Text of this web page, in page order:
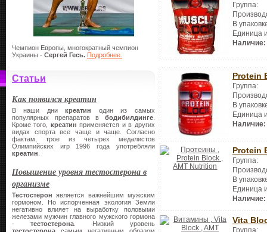
Чемпион Европы, многократный чемпион
Украины - Сергей Гесь. Подробнее.
Статьи
Как появился креатин
В наши дникреатин
один из самых
популярных препаратов в бодибилдинге
Кроме того, креатин применяется и в других
видах спорта все чаще и чаще. Согласно
фактам, трое из четырех медалистов
Олимпийских игр 1996 года употребляли
креатин
Повышение уровня тестостерона в
организме
Тестостерон является важнейшим мужским
гормоном. Но испорченная экология Земли
негативно влияет на выработку половыми
железами мужчин главного мужского гормона
-тестостерона . Низкий уровень
Группа:
В
Единица
Наличие:
Protein
Группа:
В
Единица
Наличие:
Protein
Группа:
В
Единица
Наличие:
Vita
Группа: